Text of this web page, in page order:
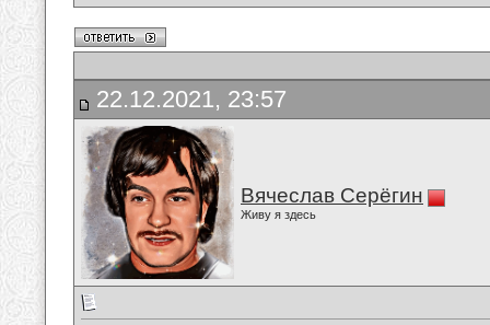
22.12.2021, 23:57
Вячеслав Серёгин
Живу я здесь